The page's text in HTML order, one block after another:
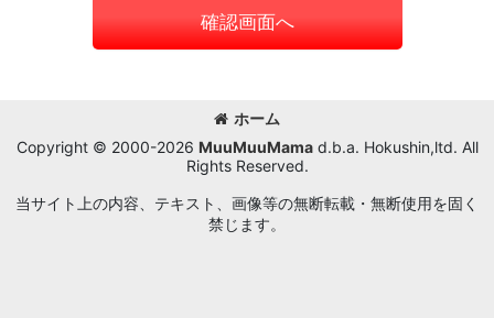
確認画面へ
ホーム
Copyright © 2000-2026 MuuMuuMamad.b.a. Hokushin,ltd. All
Rights Reserved.
当サイト上の内容、テキスト、画像等の無断転載・無断使用を固く
禁じます。